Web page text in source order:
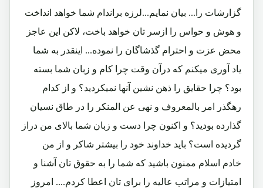
گزارشات را... بیان نمایم...لرزه براندام شما خواهد انداخت
و هوش و حواس را ازسر تان خواهد باخت، لاکن این عاجز
محض عزت و احترام گذشاگان را نموده... اینقدر به شما
یاد آوری میکنم که درآن وقت چرا کام و زبان شما بسته
بود؟ چرا حقایق را ذهن نشین آنها نمیکردید؟ و از کدام
رهگذر امر بالمعروف و نهی عن المنکر را در طاق نسیان
گذارده بودید؟ و اکنون چرا دست و زبان شما بالای من دراز
گردیده است؟ باید خداوند خود را بیشتر شاکر و از من
خادم اسلام ممنون باشید که شما را به حقوق تان آشنا و
امتیازات و مراتب عالیه را برای تان اعطا کردم.... امروز